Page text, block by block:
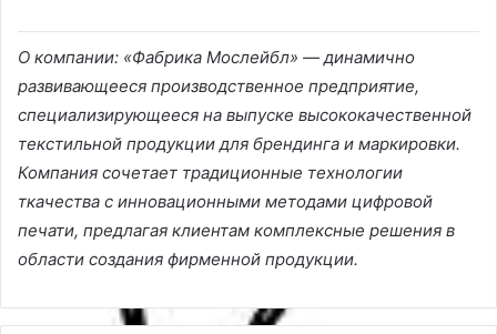
О компании: «Фабрика Мослейбл» — динамично
развивающееся производственное предприятие,
специализирующееся на выпуске высококачественной
текстильной продукции для брендинга и маркировки.
Компания сочетает традиционные технологии
ткачества с инновационными методами цифровой
печати, предлагая клиентам комплексные решения в
области создания фирменной продукции.